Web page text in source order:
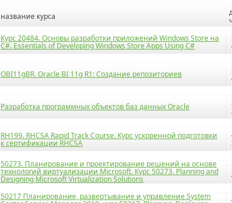
название курса
Курс 20484. Основы разработки приложений Windows Store на
C#. Essentials of Developing Windows Store Apps Using C#
OBI11gBR. Oracle BI 11g R1: Создание репозиториев
Разработка программных объектов баз данных Oracle
RH199. RHCSA Rapid Track Course. Курс ускоренной подготовки
к сертификации RHCSA
50273. Планирование и проектирование решений на основе
технологий виртуализации Microsoft. Курс 50273. Planning and
Designing Microsoft Virtualization Solutions
50217 Планирование, развертывание и управление System